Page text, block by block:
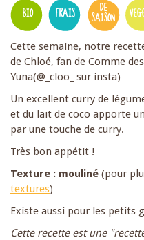
BIO FRAIS
DE
SAISON
Cette semaine, notre
de Chloé, fan de Comme
Yuna(@_cloo_ sur insta)
Un excellent curry de
et du lait de coco apporte
par une touche de curry.
Très bon appétit !
Texture : mouliné (pour
textures)
Existe aussi pour les petits
Cette recette est une